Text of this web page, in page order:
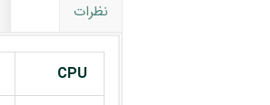
نظرات
CPU